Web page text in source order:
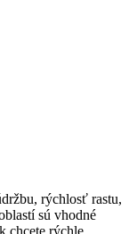
rýchlosť rastu,
sú vhodné
chcete rýchle